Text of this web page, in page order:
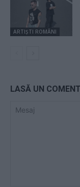
ARTIȘTI ROMÂNI
LASĂ UN